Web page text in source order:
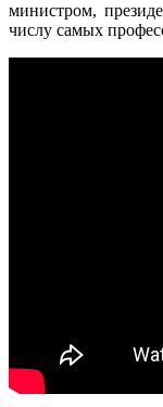
министром,
числу самых